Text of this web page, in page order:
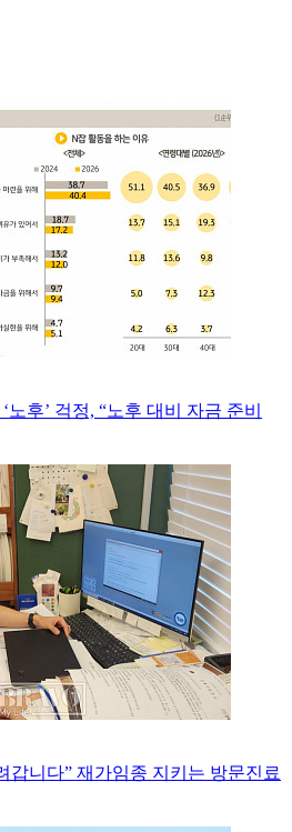
노후’ 걱정, “노후 대비 자금 준비
갑니다” 재가임종 지키는 방문진료